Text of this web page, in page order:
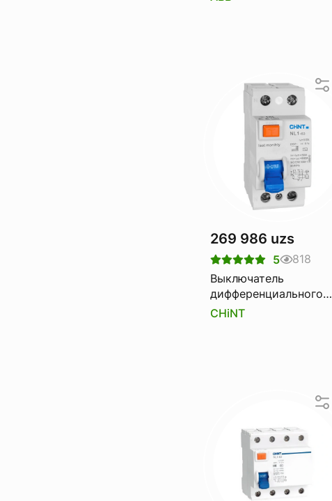
269 986 uzs
5
818
Выключатель
дифференциального
тока Узо CHINT nl1-100
CHiNT